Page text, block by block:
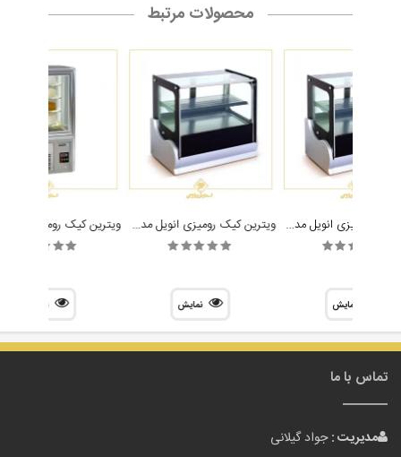
محصولات مرتبط
ویترین کیک رومیزی انویل مدل DFC 4500
نمایش
ویترین کیک رومیزی انویل مدل DFC 4900
نمایش
تماس با ما
مدیریت :جواد گیلانی